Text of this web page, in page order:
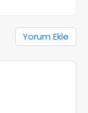
Yorum Ekle